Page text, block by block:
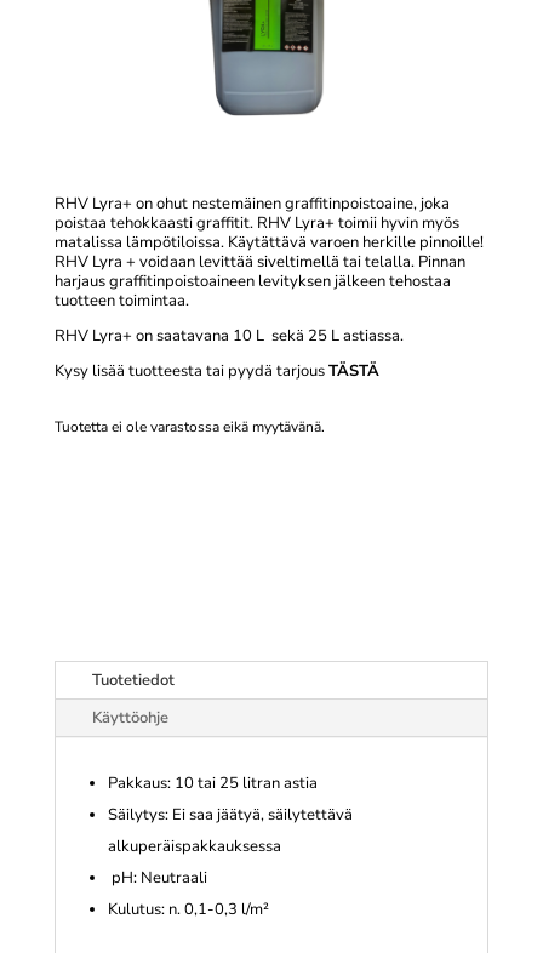
RHV Lyra+ on ohut nestemäinen graffitinpoistoaine, joka
poistaa tehokkaasti graffitit. RHV Lyra+ toimii hyvin myös
matalissa lämpötiloissa. Käytättävä varoen herkille pinnoille!
RHV Lyra + voidaan levittää siveltimellä tai telalla. Pinnan
harjaus graffitinpoistoaineen levityksen jälkeen tehostaa
tuotteen toimintaa.
RHV Lyra+ on saatavana 10 L sekä 25 L astiassa.
Kysy lisää tuotteesta tai pyydä tarjousTÄSTÄ
Tuotetta ei ole varastossa eikä myytävänä.
Tuotetiedot
Käyttöohje
Pakkaus: 10 tai 25 litran astia
Säilytys: Ei saa jäätyä, säilytettävä
alkuperäispakkauksessa
pH: Neutraali
Kulutus: n. 0,1-0,3 l/m²